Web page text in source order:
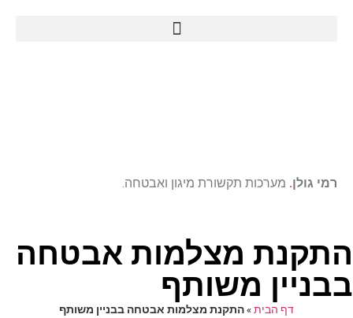
רמי גולן. מערכות תקשורת מיגון ואבטחה.
התקנת מצלמות אבטחה
בבניין משותף
דף הבית»התקנת מצלמות אבטחה בבניין משותף